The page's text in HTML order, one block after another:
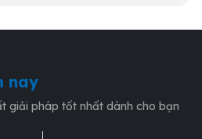
nay
giải pháp tốt nhất dành cho bạn